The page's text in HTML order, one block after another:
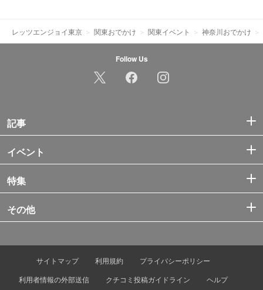
レッツエンジョイ東京 関東おでかけ 関東イベント 神奈川おでかけ
Follow Us
記事
イベント
特集
その他
サイトマップ 利用規約
プライバシーポリシー
利用者情報の外部送信
クチコミ投稿ガイドライン ヘルプ